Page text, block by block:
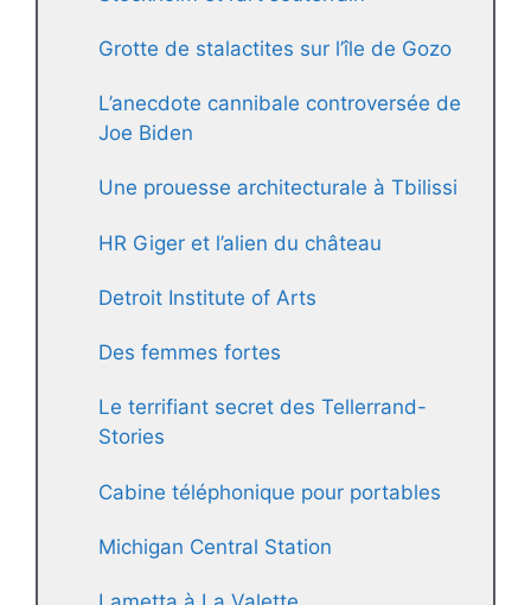
Grotte de stalactites sur l’île de Gozo
L’anecdote cannibale controversée de
Joe Biden
Une prouesse architecturale à Tbilissi
HR Giger et l’alien du château
Detroit Institute of Arts
Des femmes fortes
Le terrifiant secret des Tellerrand-
Stories
Cabine téléphonique pour portables
Michigan Central Station